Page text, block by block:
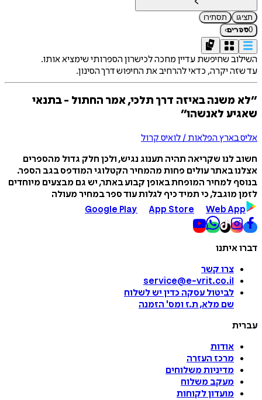
תציגו
תסתירו
0ספרים›
השילוב שחיפשת עדיין מחכה לכישרון הספרותי שימציא אותו.
עד שזה יקרה, כדאי להרחיב את החיפוש דרך הסינון.
״לא משנה באיזה דרך תלכי, אמר החתול - בתנאי
שאגיע לאנשהו״
אליס בארץ הפלאות / לואיס קרול
חשוב לנו שקריאה תהיה תענוג נגיש, ולכן חלק גדול מהספרים
אצלנו באתר עולים פחות מהמחיר הקטלוגי המודפס בגב הספר.
בנוסף למחיר המופחת באופן קבוע באתר, יש גם מבצעים מיוחדים
לזמן מוגבל, כי תמיד כיף לגלות עוד ספר במחיר מעולה
Google Play
App Store Web App
דברו איתנו
צרו קשר
service@e-vrit.co.il
לביטול עסקה כדין יש לשלוח
שם מלא, ת.ז ומס' הזמנה
עברית
אודות
מרכז העזרה
מדיניות משלוחים
מעקב משלוח
מועדון לקוחות